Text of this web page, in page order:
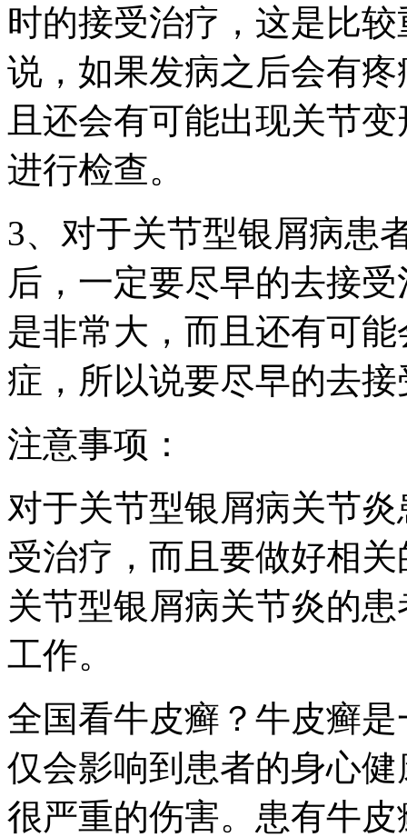
时的接受治疗，这是比
说，如果发病之后会有
且还会有可能出现关节
进行检查。
3、对于关节型银屑病患
后，一定要尽早的去接
是非常大，而且还有可
症，所以说要尽早的去
注意事项：
对于关节型银屑病关节
受治疗，而且要做好相
关节型银屑病关节炎的
工作。
全国看牛皮癣？牛皮癣
仅会影响到患者的身心
很严重的伤害。患有牛